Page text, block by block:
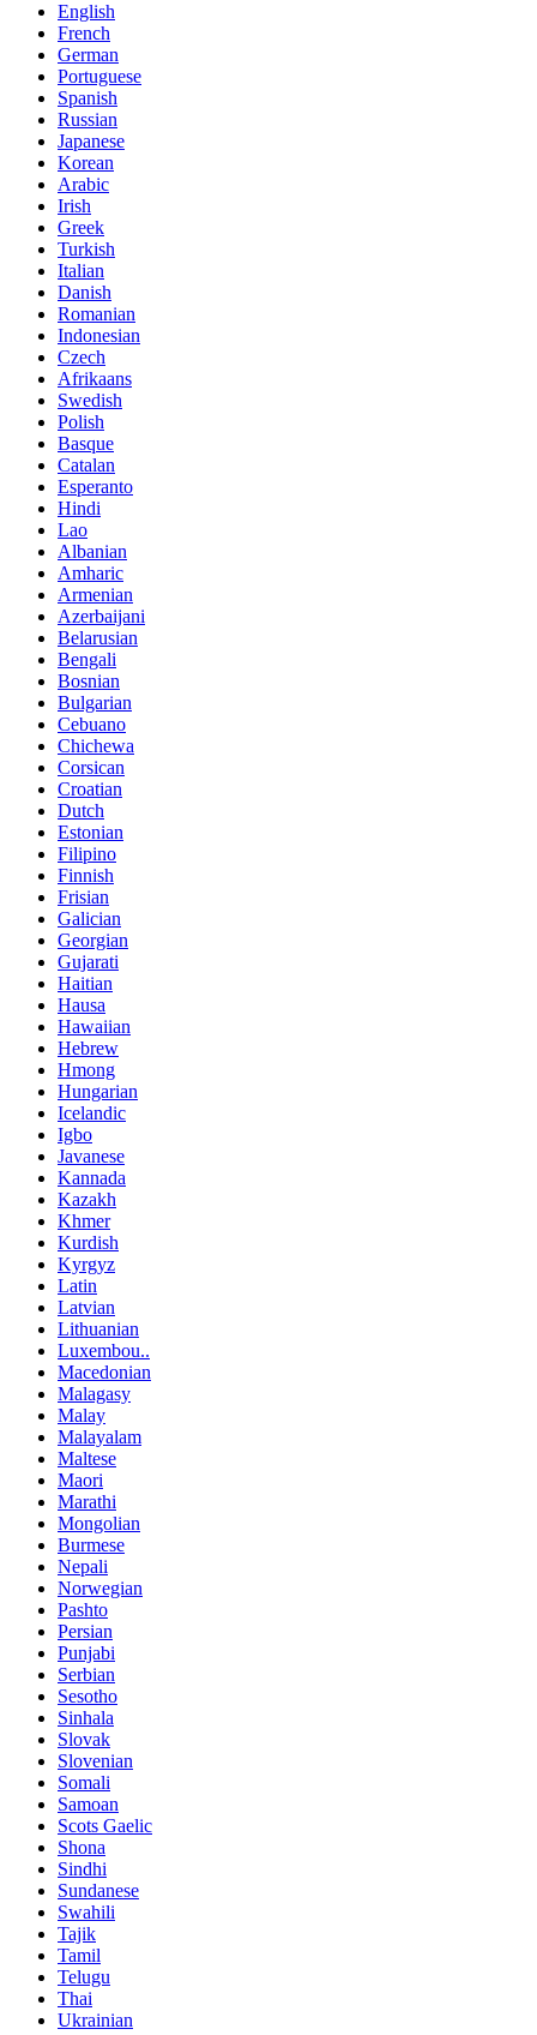
English
French
German
Portuguese
Spanish
Russian
Japanese
Korean
Arabic
Irish
Greek
Turkish
Italian
Danish
Romanian
Indonesian
Czech
Afrikaans
Swedish
Polish
Basque
Catalan
Esperanto
Hindi
Lao
Albanian
Amharic
Armenian
Azerbaijani
Belarusian
Bengali
Bosnian
Bulgarian
Cebuano
Chichewa
Corsican
Croatian
Dutch
Estonian
Filipino
Finnish
Frisian
Galician
Georgian
Gujarati
Haitian
Hausa
Hawaiian
Hebrew
Hmong
Hungarian
Icelandic
Igbo
Javanese
Kannada
Kazakh
Khmer
Kurdish
Kyrgyz
Latin
Latvian
Lithuanian
Luxembou..
Macedonian
Malagasy
Malay
Malayalam
Maltese
Maori
Marathi
Mongolian
Burmese
Nepali
Norwegian
Pashto
Persian
Punjabi
Serbian
Sesotho
Sinhala
Slovak
Slovenian
Somali
Samoan
Scots Gaelic
Shona
Sindhi
Sundanese
Swahili
Tajik
Tamil
Telugu
Thai
Ukrainian